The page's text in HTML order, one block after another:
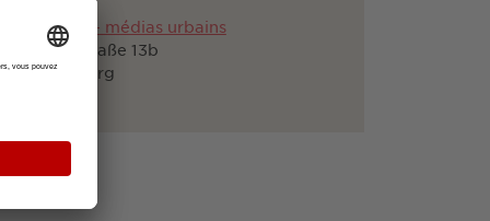
sous-culture - médias urbains
Zähringer Straße 13b
Freiburg